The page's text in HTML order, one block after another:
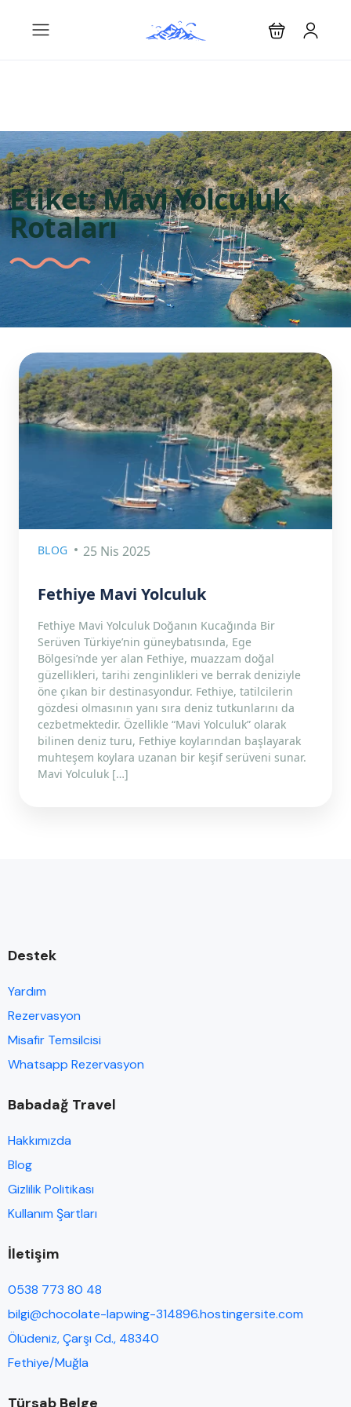
Etiket:Mavi Yolculuk
Rotaları
BLOG 25 Nis 2025
Fethiye Mavi Yolculuk
Fethiye Mavi Yolculuk Doğanın Kucağında Bir
Serüven Türkiye’nin güneybatısında, Ege
Bölgesi’nde yer alan Fethiye, muazzam doğal
güzellikleri, tarihi zenginlikleri ve berrak deniziyle
öne çıkan bir destinasyondur. Fethiye, tatilcilerin
gözdesi olmasının yanı sıra deniz tutkunlarını da
cezbetmektedir. Özellikle “Mavi Yolculuk” olarak
bilinen deniz turu, Fethiye koylarından başlayarak
muhteşem koylara uzanan bir keşif serüveni sunar.
Mavi Yolculuk […]
Destek
Yardım
Rezervasyon
Misafir Temsilcisi
Whatsapp Rezervasyon
Babadağ Travel
Hakkımızda
Blog
Gizlilik Politikası
Kullanım Şartları
İletişim
0538 773 80 48
bilgi@chocolate-lapwing-314896.hostingersite.com
Ölüdeniz, Çarşı Cd., 48340
Fethiye/Muğla
Türsab Belge